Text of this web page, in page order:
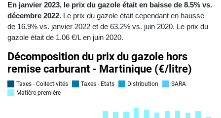
En janvier 2023, le prix du gazole était en baisse de 8.5% vs.
décembre 2022. Le prix du gazole était cependant en hausse
de 16.9% vs. janvier 2022 et de 63.2% vs. juin 2020. Le prix du
gazole était de 1.06 €/L en juin 2020.